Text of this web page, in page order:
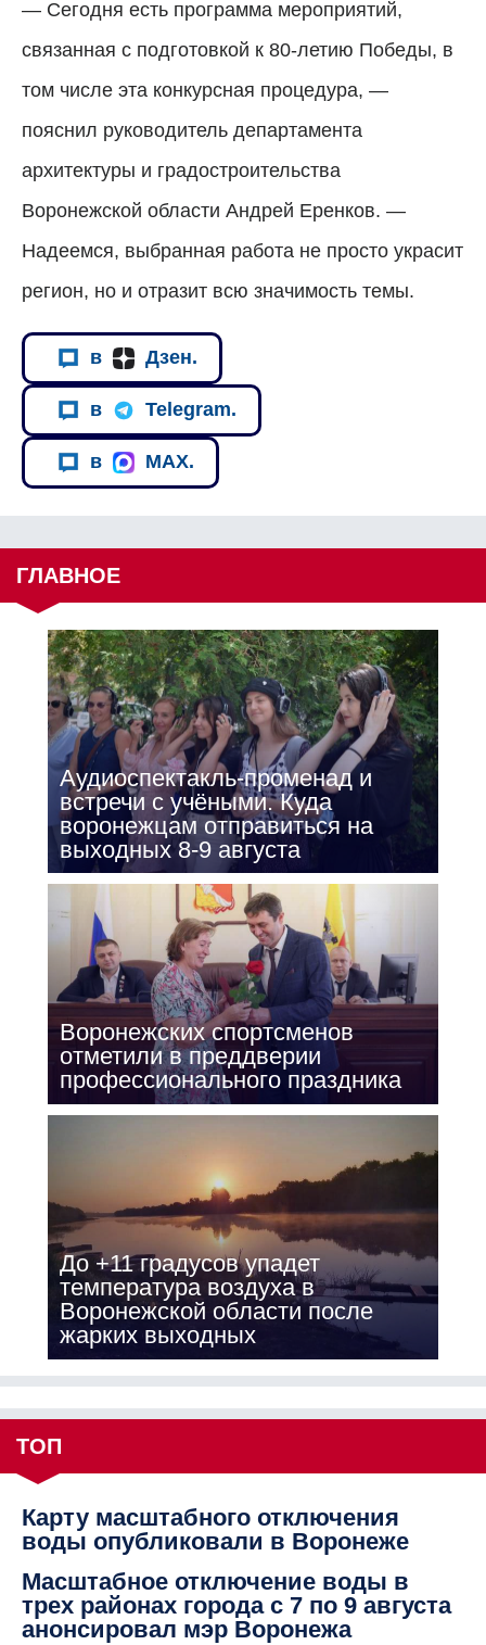
— Сегодня есть программа мероприятий,
связанная с подготовкой к 80-летию Победы, в
том числе эта конкурсная процедура, —
пояснил руководитель департамента
архитектуры и градостроительства
Воронежской области Андрей Еренков. —
Надеемся, выбранная работа не просто украсит
регион, но и отразит всю значимость темы.
в Дзен.
в Telegram.
в MAX.
ГЛАВНОЕ
Аудиоспектакль-променад и
встречи с учёными. Куда
воронежцам отправиться на
выходных 8-9 августа
Воронежских спортсменов
отметили в преддверии
профессионального праздника
До +11 градусов упадет
температура воздуха в
Воронежской области после
жарких выходных
ТОП
Карту масштабного отключения
воды опубликовали в Воронеже
Масштабное отключение воды в
трех районах города с 7 по 9 августа
анонсировал мэр Воронежа